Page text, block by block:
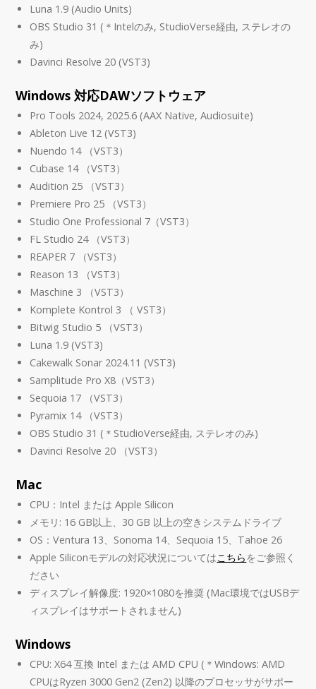
Luna 1.9 (Audio Units)
OBS Studio 31 (＊Intelのみ, StudioVerse経由, ステレオの
み)
Davinci Resolve 20 (VST3)
Windows 対応DAWソフトウェア
Pro Tools 2024, 2025.6 (AAX Native, Audiosuite)
Ableton Live 12 (VST3)
Nuendo 14 （VST3）
Cubase 14 （VST3）
Audition 25 （VST3）
Premiere Pro 25 （VST3）
Studio One Professional 7（VST3）
FL Studio 24 （VST3）
REAPER 7 （VST3）
Reason 13 （VST3）
Maschine 3 （VST3）
Komplete Kontrol 3 （ VST3）
Bitwig Studio 5 （VST3）
Luna 1.9 (VST3)
Cakewalk Sonar 2024.11 (VST3)
Samplitude Pro X8（VST3）
Sequoia 17 （VST3）
Pyramix 14 （VST3）
OBS Studio 31 (＊StudioVerse経由, ステレオのみ)
Davinci Resolve 20 （VST3）
Mac
CPU：Intel または Apple Silicon
メモリ: 16 GB以上、30 GB 以上の空きシステムドライブ
OS：Ventura 13、Sonoma 14、Sequoia 15、Tahoe 26
Apple Siliconモデルの対応状況についてはこちらをご参照く
ださい
ディスプレイ解像度: 1920×1080を推奨 (Mac環境ではUSBデ
ィスプレイはサポートされません)
Windows
CPU: X64 互換 Intel または AMD CPU (＊Windows: AMD
CPUはRyzen 3000 Gen2 (Zen2) 以降のプロセッサがサポー